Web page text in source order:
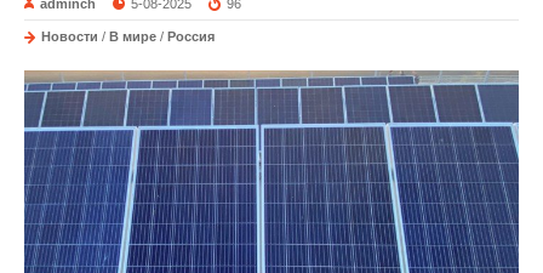
adminch 5-08-2025 96
Новости / В мире / Россия